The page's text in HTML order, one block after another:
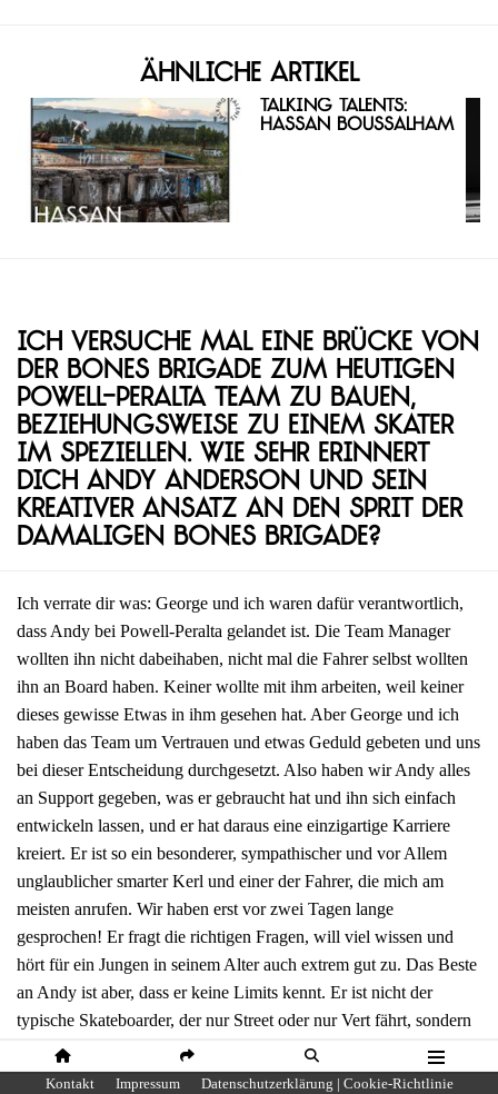
HOME SHARE SUCHE MENÜ
Ähnliche Artikel
Talking Talents:
Hassan Boussalham
Ich versuche mal eine Brücke von
der Bones Brigade zum heutigen
Powell-Peralta Team zu bauen,
beziehungsweise zu einem Skater
im Speziellen. Wie sehr erinnert
dich Andy Anderson und sein
kreativer Ansatz an den Sprit der
damaligen Bones Brigade?
Ich verrate dir was: George und ich waren dafür verantwortlich,
dass Andy bei Powell-Peralta gelandet ist. Die Team Manager
wollten ihn nicht dabeihaben, nicht mal die Fahrer selbst wollten
ihn an Board haben. Keiner wollte mit ihm arbeiten, weil keiner
dieses gewisse Etwas in ihm gesehen hat. Aber George und ich
haben das Team um Vertrauen und etwas Geduld gebeten und uns
bei dieser Entscheidung durchgesetzt. Also haben wir Andy alles
an Support gegeben, was er gebraucht hat und ihn sich einfach
entwickeln lassen, und er hat daraus eine einzigartige Karriere
kreiert. Er ist so ein besonderer, sympathischer und vor Allem
unglaublicher smarter Kerl und einer der Fahrer, die mich am
meisten anrufen. Wir haben erst vor zwei Tagen lange
gesprochen! Er fragt die richtigen Fragen, will viel wissen und
hört für ein Jungen in seinem Alter auch extrem gut zu. Das Beste
an Andy ist aber, dass er keine Limits kennt. Er ist nicht der
typische Skateboarder, der nur Street oder nur Vert fährt, sondern
er sieht Skateboarding einfach als Skateboarding und vereint aus
allen Welten das, was ihm am besten gefällt.
Kontakt Impressum Datenschutzerklärung | Cookie-Richtlinie